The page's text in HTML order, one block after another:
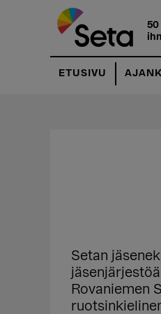
pääsisältöön
ensisijaiseen
50
ETUSIVU
Setan
Rovaniemen